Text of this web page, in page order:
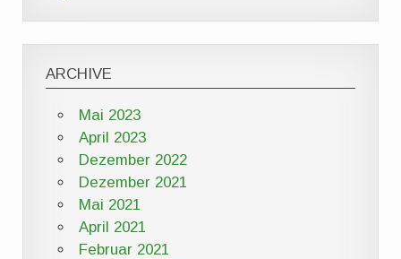
ARCHIVE
Mai 2023
April 2023
Dezember 2022
Dezember 2021
Mai 2021
April 2021
Februar 2021